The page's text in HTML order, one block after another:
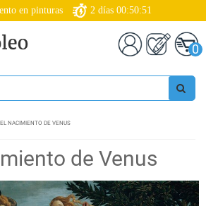
en pinturas 2 días 00:50:50
0
EL NACIMIENTO DE VENUS
de Venus